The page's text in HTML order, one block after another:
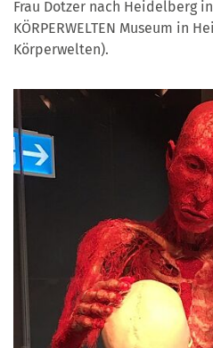
Frau Dotzer nach Heidelberg
KÖRPERWELTEN Museum in
Körperwelten).